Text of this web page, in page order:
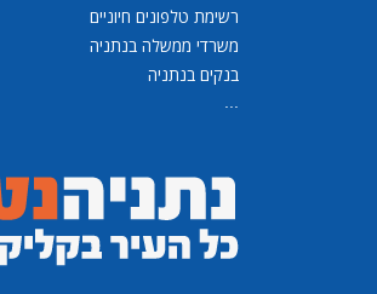
רשימת טלפונים חיוניים
משרדי ממשלה בנתניה
בנקים בנתניה